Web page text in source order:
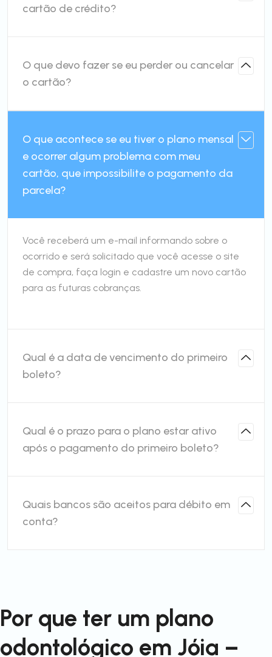
cartão de crédito?
O que devo fazer se eu perder ou cancelar
o cartão?
O que acontece se eu tiver o plano mensal
e ocorrer algum problema com meu
cartão, que impossibilite o pagamento da
parcela?
Você receberá um e-mail informando sobre o
ocorrido e será solicitado que você acesse o site
de compra, faça login e cadastre um novo cartão
para as futuras cobranças.
Qual é a data de vencimento do primeiro
boleto?
Qual é o prazo para o plano estar ativo
após o pagamento do primeiro boleto?
Quais bancos são aceitos para débito em
conta?
Por que ter um plano
odontológico em Jóia –